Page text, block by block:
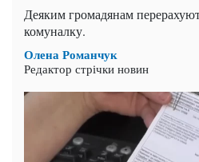
Деяким громадянам
комуналку.
Олена Романчук
Редактор стрічки новин